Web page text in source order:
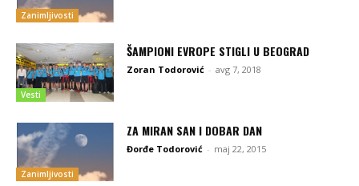
Zanimljivosti
Vesti
ŠAMPIONI EVROPE STIGLI U BEOGRAD
Zoran Todorović - avg 7, 2018
Zanimljivosti
ZA MIRAN SAN I DOBAR DAN
Đorđe Todorović - maj 22, 2015